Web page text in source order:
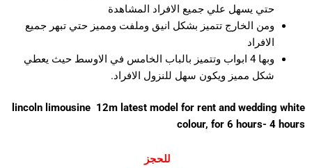
حتي يسهل علي جميع الافراد المشاهدة
ومن الخارج تتميز بشكل انيق وملفت ومميز حتي تبهر جميع
الافراد
وبها 4 ابواب وتتميز بالباب الخامس في الاوسط حيث يعطي
شكل مميز ويكون سهل للنزول الافراد.
lincoln limousine 12m latest model for rent and wedding white
colour, for 6 hours- 4 hours
للحجز